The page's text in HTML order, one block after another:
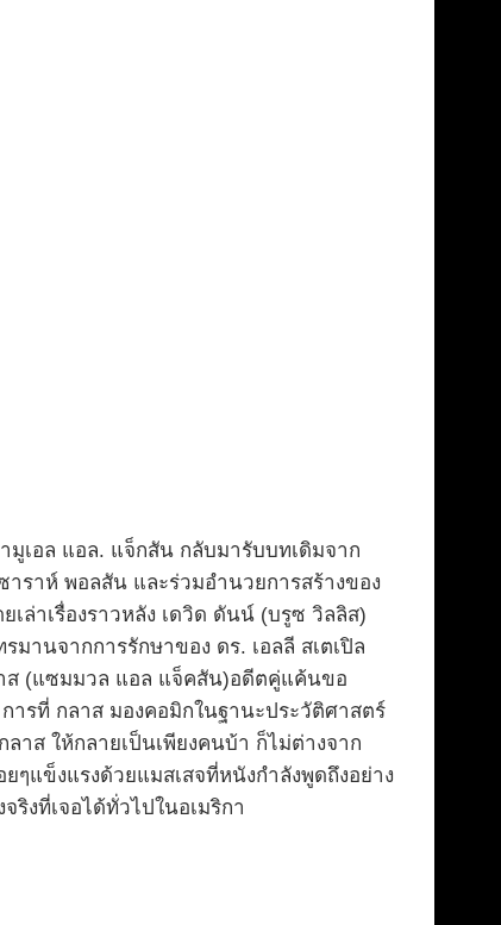
เอล แอล. แจ็กสัน กลับมารับบทเดิมจาก
ราห์ พอลสัน และร่วมอำนวยการสร้างของ
ล่าเรื่องราวหลัง เดวิด ดันน์ (บรูซ วิลลิส)
มานจากการรักษาของ ดร. เอลลี สเตเปิล
ส (แซมมวล แอล แจ็คสัน)อดีตคู่แค้นขอ
ารที่ กลาส มองคอมิกในฐานะประวัติศาสตร์
าส ให้กลายเป็นเพียงคนบ้า ก็ไม่ต่างจาก
ๆแข็งแรงด้วยแมสเสจที่หนังกำลังพูดถึงอย่าง
งที่เจอได้ทั่วไปในอเมริกา